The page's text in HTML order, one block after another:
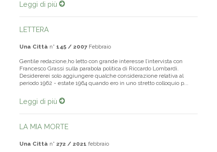
Leggi di più
LETTERA
Una Città n° 145 / 2007 Febbraio
Gentile redazione,ho letto con grande interesse l’intervista con
Francesco Grassi sulla parabola politica di Riccardo Lombardi.
Desidererei solo aggiungere qualche considerazione relativa al
periodo 1962 - estate 1964 quando ero in uno stretto colloquio p...
Leggi di più
LA MIA MORTE
Una Città n° 272 / 2021 febbraio